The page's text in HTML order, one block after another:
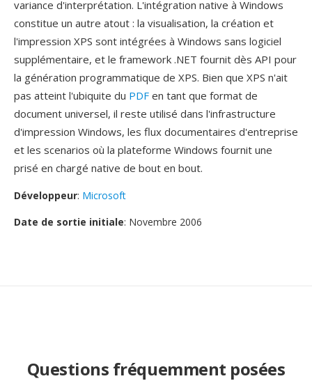
variance d'interprétation. L'intégration native à Windows
constitue un autre atout : la visualisation, la création et
l'impression XPS sont intégrées à Windows sans logiciel
supplémentaire, et le framework .NET fournit dès API pour
la génération programmatique de XPS. Bien que XPS n'ait
pas atteint l'ubiquite du PDF en tant que format de
document universel, il reste utilisé dans l'infrastructure
d'impression Windows, les flux documentaires d'entreprise
et les scenarios où la plateforme Windows fournit une
prisé en chargé native de bout en bout.
Développeur: Microsoft
Date de sortie initiale: Novembre 2006
Questions fréquemment posées